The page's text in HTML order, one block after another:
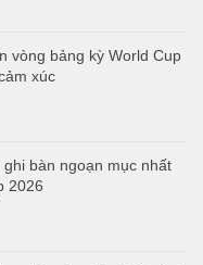
vòng bảng kỳ World Cup
xúc
bàn ngoạn mục nhất
2026